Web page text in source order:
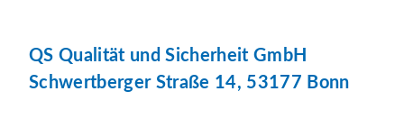
QS Qualität und Sicherheit GmbH
Schwertberger Straße 14, 53177 Bonn